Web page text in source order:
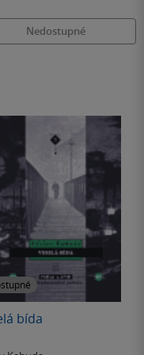
Nedostupné
bída